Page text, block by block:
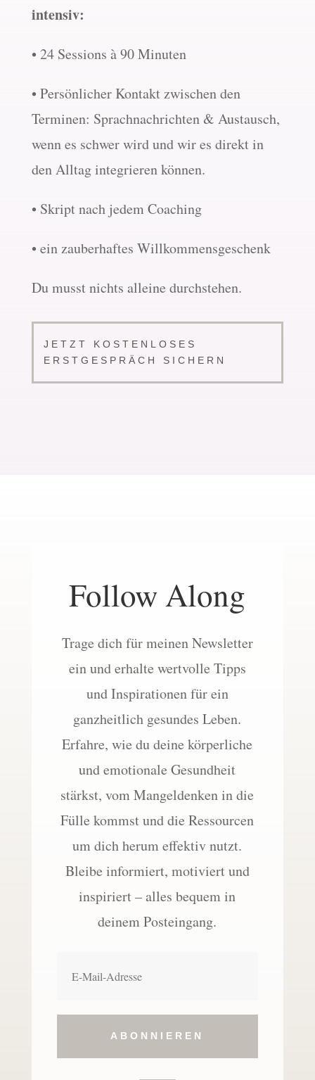
intensiv:
• 24 Sessions à 90 Minuten
• Persönlicher Kontakt zwischen den
Terminen: Sprachnachrichten & Austausch,
wenn es schwer wird und wir es direkt in
den Alltag integrieren können.
• Skript nach jedem Coaching
• ein zauberhaftes Willkommensgeschenk
Du musst nichts alleine durchstehen.
JETZT KOSTENLOSES
ERSTGESPRÄCH SICHERN
Follow Along
Trage dich für meinen Newsletter
ein und erhalte wertvolle Tipps
und Inspirationen für ein
ganzheitlich gesundes Leben.
Erfahre, wie du deine körperliche
und emotionale Gesundheit
stärkst, vom Mangeldenken in die
Fülle kommst und die Ressourcen
um dich herum effektiv nutzt.
Bleibe informiert, motiviert und
inspiriert – alles bequem in
deinem Posteingang.
ABONNIEREN